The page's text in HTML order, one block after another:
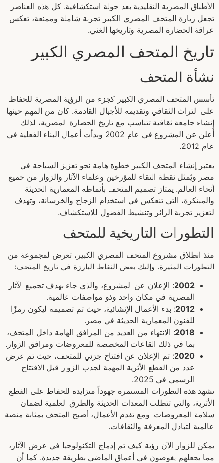
الأطباق المصرية التقليدية بعد جولة استكشافية. كل هذه العناصر
تجعل زيارة المتحف المصري الكبير تجربة شاملة وممتعة، تعكس
عراقة الحضارة المصرية وتاريخها الغني.
تاريخ المتحف المصري الكبير
نشأة المتحف
تأسس المتحف المصري الكبير كجزء من الرؤية المصرية للحفاظ
على التراث الثقافي وتقديمه للأجيال القادمة. كان من المهم حينها
إنشاء جامعة ثقافية تتناسب مع تاريخ الحضارة المصرية، لذلك
أُعلن عن المشروع في عام 2002 وبدأت أعمال البناء الفعلية في
عام 2012.
يعتبر إنشاء المتحف الكبير خطوة هامة نحو تعزيز السياحة في
مصر ويُمثل نقطة التقاء للمؤرخين وعلماء الآثار والزوار من جميع
أنحاء العالم. يمتاز تصميم المتحف بأنماطه المعمارية الحديثة
والمبتكرة، التي تنعكس في استخدام الزجاج والخرسانة، وتهدف
لتعزيز تجربة الزائر وتنشيط الفضول للاستكشاف.
التطورات التاريخية للمتحف
منذ انطلاق مشروع المتحف المصري الكبير، تعرض لمجموعة من
التطورات المثيرة. وإليك بعض النقاط البارزة في تاريخ المتحف:
2002: الإعلان عن المشروع، والذي جاء بهدف تجميع الآثار
المصرية في مكان واحد وذو مواصفات عالمية.
2012: بدء الأعمال الإنشائية، حيث تم تصميمه ليكون رمزًا
للفنون المعمارية الحديثة في مصر.
2018: الانتهاء من العديد من المرافق الهامة داخل المتحف،
بما في ذلك القاعات المخصصة للمعروضات ومرافق الزوار.
2020: تم الإعلان عن افتتاح جزئي للمتحف، حيث تم عرض
عدد من القطع الأثرية المهمة لجذب الزوار قبل الافتتاح
الرسمي في 2025.
تشهد هذه التطورات المستمرة جهوداً متزايدة للحفاظ على القطع
الأثرية، والتي تتطلب المعدات الحديثة والطرق العلمية لضمان
سلامة المعروضات. ومع تقدم الأعمال، أصبح المتحف بمثابة منصة
عالمية لتبادل المعرفة والثقافات.
يمكن للزوار الآن رؤية كيف تم إدماج التكنولوجيا في عرض الآثار،
مما يجعلهم يغوصون في أعماق الماضي بطريقة جديدة. كما أن